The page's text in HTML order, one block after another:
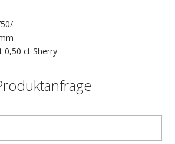
0,50 ct Sherry